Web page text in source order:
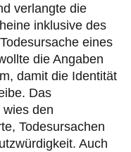
verlangte die
inklusive des
eines
die Angaben
damit die Identität
Das
den
Todesursachen
Auch